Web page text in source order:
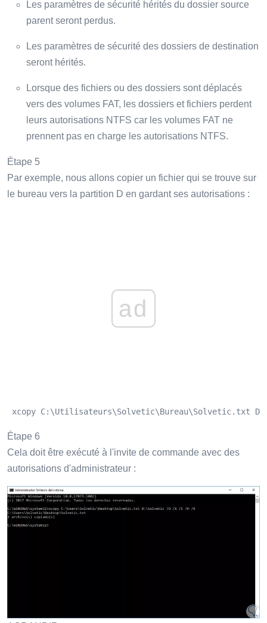
Les paramètres de sécurité hérités du dossier source
parent seront perdus.
Les paramètres de sécurité des dossiers de destination
seront hérités.
Lorsque des fichiers ou des dossiers sont déplacés
vers des volumes FAT, les dossiers et fichiers perdent
leurs autorisations NTFS car les volumes FAT ne
prennent pas en charge les autorisations NTFS.
Étape 5
Par exemple, nous allons copier un fichier qui se trouve sur
le bureau vers la partition D en gardant ses autorisations :
ad
xcopy C:\Utilisateurs\Solvetic\Bureau\Solvetic.txt
Étape 6
Cela doit être exécuté à l'invite de commande avec des
autorisations d'administrateur :